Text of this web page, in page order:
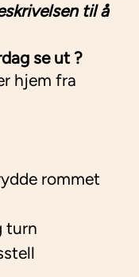
til å
se ut ?
hjem fra
rommet
turn